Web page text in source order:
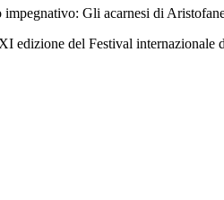
Gli acarnesi di
edizione del Festival internazionale